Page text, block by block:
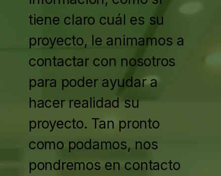
tiene claro cuál es su
proyecto, le animamos a
contactar con nosotros
para poder ayudar a
hacer realidad su
proyecto. Tan pronto
como podamos, nos
pondremos en contacto